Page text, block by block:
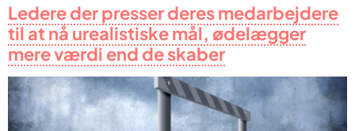
Ledere der presser deres medarbejdere
til at nå urealistiske mål, ødelægger
mere værdi end de skaber